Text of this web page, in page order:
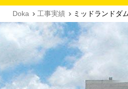
Doka 工事実績 ミッドランドダ